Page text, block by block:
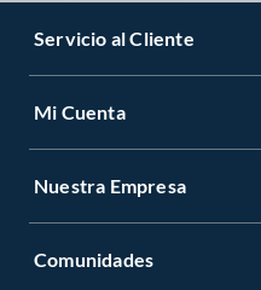
Servicio al Cliente
Mi Cuenta
Nuestra Empresa
Comunidades